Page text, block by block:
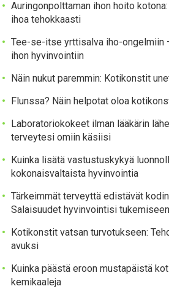
Auringonpolttaman ihon hoito
ihoa tehokkaasti
Tee-se-itse yrttisalva iho-ongelmiin
ihon hyvinvointiin
Näin nukut paremmin: Kotikonstit
Flunssa? Näin helpotat oloa
Laboratoriokokeet ilman lääkärin
terveytesi omiin käsiisi
Kuinka lisätä vastustuskykyä
kokonaisvaltaista hyvinvointia
Tärkeimmät terveyttä edistävät
Salaisuudet hyvinvointisi tukemiseen
Kotikonstit vatsan turvotukseen:
avuksi
Kuinka päästä eroon mustapäistä
kemikaaleja